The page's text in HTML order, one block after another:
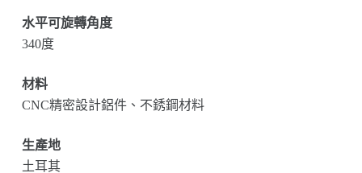
水平可旋轉角度
340度
材料
CNC精密設計鋁件、不銹鋼材料
生產地
土耳其